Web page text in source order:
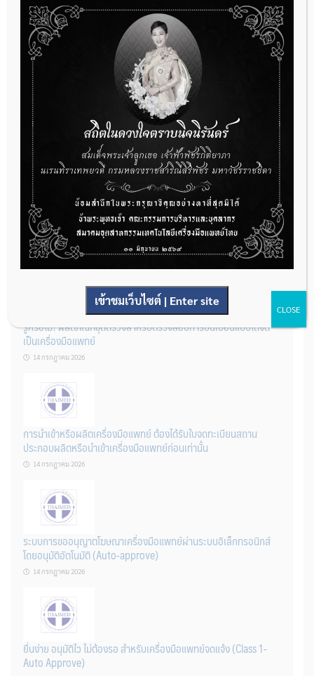
ผู้ประกอบการผลิต และ นักวิจัย ที่ต้องการขึ้นทะเบียนเครื่องมือแพทย์
ต้องทำอย่างไรบ้าง
22 กรกฎาคม 2026
กองควบคุมเครื่องมือแพทย์ เปิดรับฟังความคิดเห็นหลักการยกร่าง
กฎหมาย จำนวน 3 ฉบับ ผ่านระบบกลางทางกฎหมาย
22 กรกฎาคม 2026
การโฆษณาเครื่องมือแพทย์แบบใดที่ได้รับการยกเว้นไม่ต้องขออนุญาต
14 กรกฎาคม 2026
รู้หรือไม่? ผลิตภัณฑ์ชุดตรวจสําหรับตรวจสอบการปนเปื้อนแบบใดจัด
เป็นเครื่องมือแพทย์
14 กรกฎาคม 2026
การนำเข้าหรือผลิตเครื่องมือแพทย์ ต้องได้รับใบจดทะเบียนสถาน
ประกอบผลิตหรือนำเข้าเครื่องมือแพทย์ก่อนเท่านั้น
14 กรกฎาคม 2026
ระบบการขออนุญาตโฆษณาเครื่องมือแพทย์ผ่านระบบอิเล็กทรอนิกส์
โดยอนุมัติอัตโนมัติ (Auto-approve)
14 กรกฎาคม 2026
ยื่นง่าย อนุมัติไว ไม่ต้องรอ สำหรับเครื่องมือแพทย์จดแจ้ง (Class 1-
Auto Approve)
เข้าชมเว็บไซต์ | Enter site
CLOSE